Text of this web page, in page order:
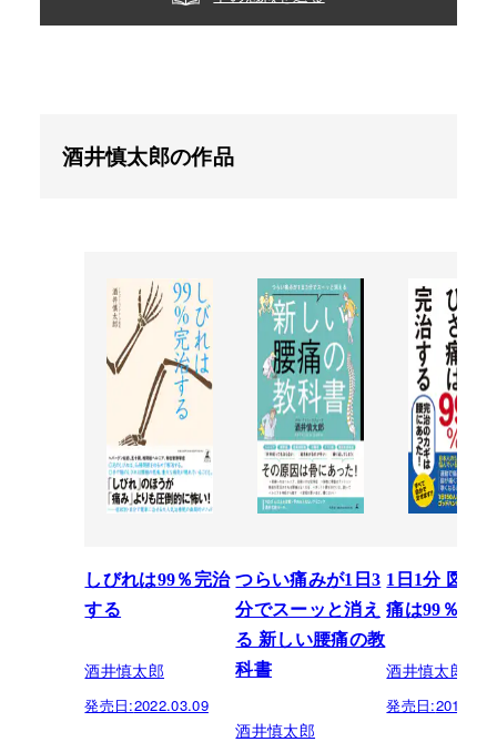
酒井慎太郎の作品
しびれは99％完治
する
酒井慎太郎
発売日:2022.03.09
つらい痛みが1日3
分でスーッと消え
る 新しい腰痛の教
科書
酒井慎太郎
1日1分 図解
痛は99％完
酒井慎太郎
発売日: